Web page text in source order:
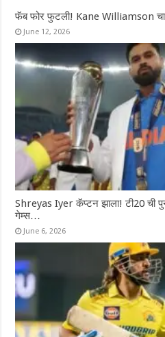
फॅब फोर फुटली! Kane Williamson चा
June 12, 2026
Shreyas Iyer कॅप्टन झाला! टी20 ची
गेम्स…
June 6, 2026